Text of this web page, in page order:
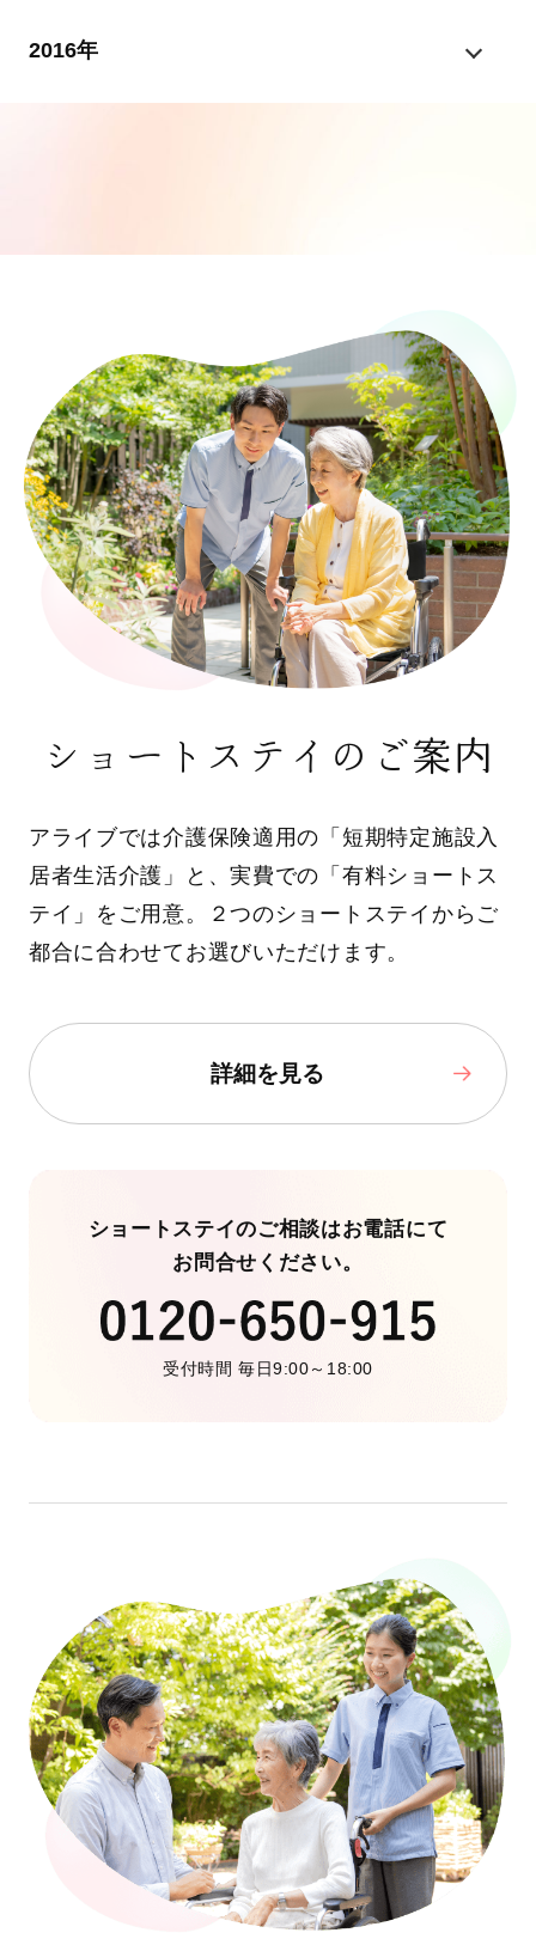
2016年
ショートステイのご案内
アライブでは介護保険適用の「短期特定施設入
居者生活介護」と、実費での「有料ショートス
テイ」をご用意。２つのショートステイからご
都合に合わせてお選びいただけます。
詳細を見る
ショートステイのご相談はお電話にて
お問合せください。
受付時間 毎日9:00～18:00